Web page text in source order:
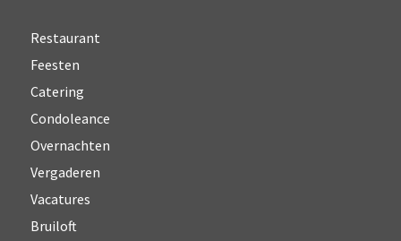
Restaurant
Feesten
Catering
Condoleance
Overnachten
Vergaderen
Vacatures
Bruiloft